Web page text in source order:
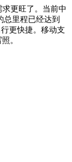
更旺了。当前中
里程已经达到
更快捷。移动支
。